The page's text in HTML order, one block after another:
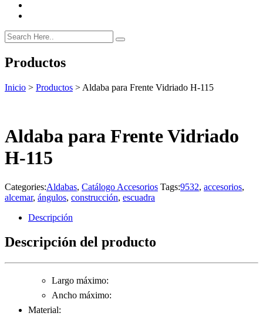
Productos
Inicio > Productos > Aldaba para Frente Vidriado H-115
Aldaba para Frente Vidriado
H-115
Categories:Aldabas, Catálogo Accesorios Tags:9532, accesorios,
alcemar, ángulos, construcción, escuadra
Descripción
Descripción del producto
Largo máximo:
Ancho máximo:
Material: